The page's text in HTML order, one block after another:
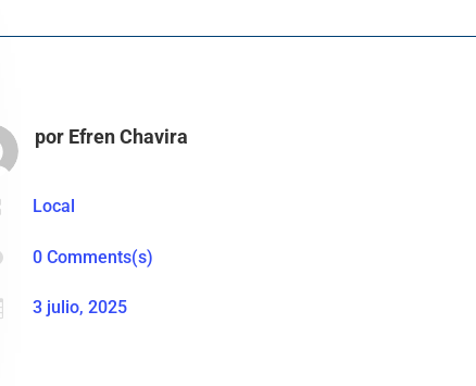
por Efren Chavira
Local
0 Comments(s)
3 julio, 2025